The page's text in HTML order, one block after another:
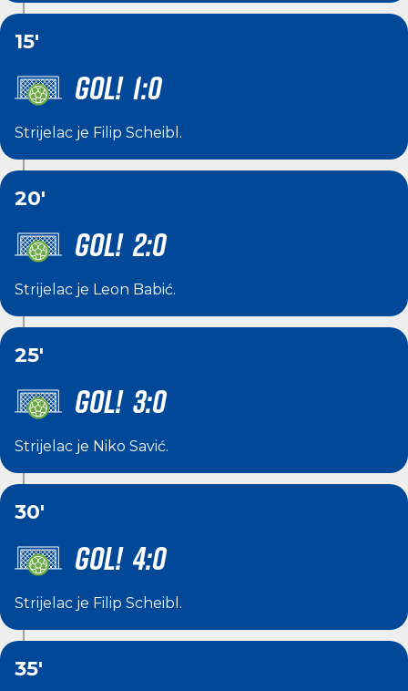
15'
GOL! 1:0
Strijelac je Filip Scheibl .
20'
GOL! 2:0
Strijelac je Leon Babić.
25'
GOL! 3:0
Strijelac je Niko Savić.
30'
GOL! 4:0
Strijelac je Filip Scheibl .
35'